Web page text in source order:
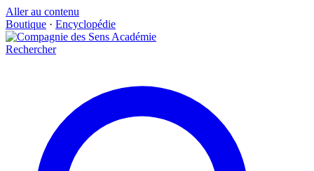
Aller au contenu
Boutique · Encyclopédie
Rechercher